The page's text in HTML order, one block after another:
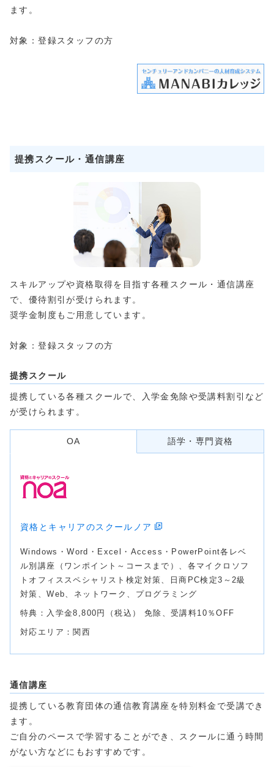
ます。
対象：登録スタッフの方
提携スクール・通信講座
スキルアップや資格取得を目指す各種スクール・通信講座
で、優待割引が受けられます。
奨学金制度もご用意しています。
対象：登録スタッフの方
提携スクール
提携している各種スクールで、入学金免除や受講料割引など
が受けられます。
OA 語学・専門資格
資格とキャリアのスクールノア
Windows・Word・Excel・Access・PowerPoint各レベ
ル別講座（ワンポイント～コースまで）、各マイクロソフ
トオフィススペシャリスト検定対策、日商PC検定3～2級
対策、Web、ネットワーク、プログラミング
特典：入学金8,800円（税込） 免除、受講料10％OFF
対応エリア：関西
通信講座
提携している教育団体の通信教育講座を特別料金で受講でき
ます。
ご自分のペースで学習することができ、スクールに通う時間
がない方などにもおすすめです。